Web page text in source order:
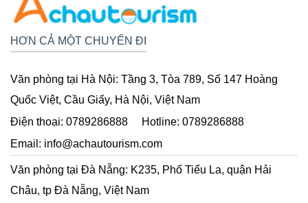
HƠN CẢ MỘT CHUYẾN ĐI
Văn phòng tại Hà Nội: Tầng 3, Tòa 789, Số 147 Hoàng
Quốc Việt, Cầu Giấy, Hà Nội, Việt Nam
Điện thoại: 0789286888 Hotline: 0789286888
Email: info@achautourism.com
Văn phòng tại Đà Nẵng: K235, Phố Tiểu La, quận Hải
Châu, tp Đà Nẵng, Việt Nam